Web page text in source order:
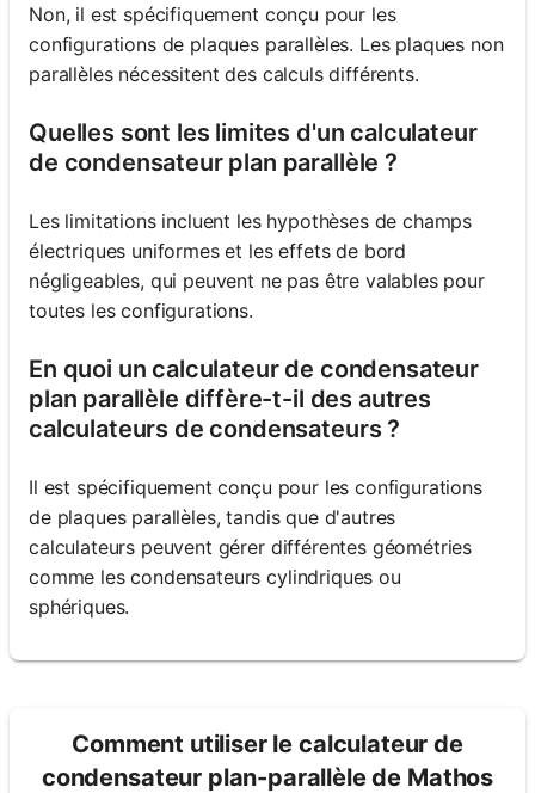
Non, il est spécifiquement conçu pour les
configurations de plaques parallèles. Les plaques non
parallèles nécessitent des calculs différents.
Quelles sont les limites d'un calculateur
de condensateur plan parallèle ?
Les limitations incluent les hypothèses de champs
électriques uniformes et les effets de bord
négligeables, qui peuvent ne pas être valables pour
toutes les configurations.
En quoi un calculateur de condensateur
plan parallèle diffère-t-il des autres
calculateurs de condensateurs ?
Il est spécifiquement conçu pour les configurations
de plaques parallèles, tandis que d'autres
calculateurs peuvent gérer différentes géométries
comme les condensateurs cylindriques ou
sphériques.
Comment utiliser le calculateur de
condensateur plan-parallèle de Mathos